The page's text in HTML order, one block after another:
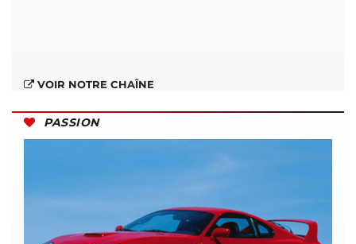
VOIR NOTRE CHAÎNE
PASSION